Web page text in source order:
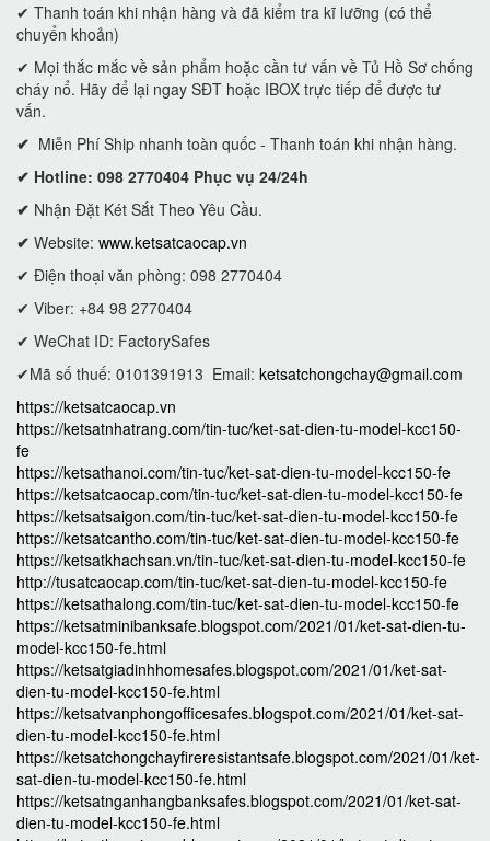
✔ Thanh toán khi nhận hàng và đã kiểm tra kĩ lưỡng (có thể
chuyển khoản)
✔ Mọi thắc mắc về sản phẩm hoặc cần tư vấn về Tủ Hồ Sơ chống
cháy nổ. Hãy để lại ngay SĐT hoặc IBOX trực tiếp để được tư
vấn.
✔ Miễn Phí Ship nhanh toàn quốc - Thanh toán khi nhận hàng.
✔ Hotline: 098 2770404 Phục vụ 24/24h
✔ Nhận Đặt Két Sắt Theo Yêu Cầu.
✔ Website: www.ketsatcaocap.vn
✔ Điện thoại văn phòng: 098 2770404
✔ Viber: +84 98 2770404
✔ WeChat ID: FactorySafes
✔Mã số thuế: 0101391913 Email: ketsatchongchay@gmail.com
https://ketsatcaocap.vn
https://ketsatnhatrang.com/tin-tuc/ket-sat-dien-tu-model-kcc150-
fe
https://ketsathanoi.com/tin-tuc/ket-sat-dien-tu-model-kcc150-fe
https://ketsatcaocap.com/tin-tuc/ket-sat-dien-tu-model-kcc150-fe
https://ketsatsaigon.com/tin-tuc/ket-sat-dien-tu-model-kcc150-fe
https://ketsatcantho.com/tin-tuc/ket-sat-dien-tu-model-kcc150-fe
https://ketsatkhachsan.vn/tin-tuc/ket-sat-dien-tu-model-kcc150-fe
http://tusatcaocap.com/tin-tuc/ket-sat-dien-tu-model-kcc150-fe
https://ketsathalong.com/tin-tuc/ket-sat-dien-tu-model-kcc150-fe
https://ketsatminibanksafe.blogspot.com/2021/01/ket-sat-dien-tu-
model-kcc150-fe.html
https://ketsatgiadinhhomesafes.blogspot.com/2021/01/ket-sat-
dien-tu-model-kcc150-fe.html
https://ketsatvanphongofficesafes.blogspot.com/2021/01/ket-sat-
dien-tu-model-kcc150-fe.html
https://ketsatchongchayfireresistantsafe.blogspot.com/2021/01/ket-
sat-dien-tu-model-kcc150-fe.html
https://ketsatnganhangbanksafes.blogspot.com/2021/01/ket-sat-
dien-tu-model-kcc150-fe.html